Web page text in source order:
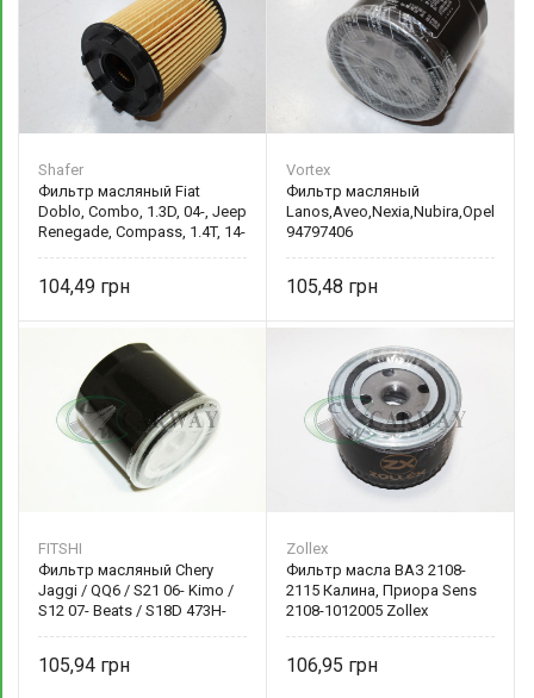
Shafer
Фильтр масляный Fiat
Doblo, Combo, 1.3D, 04-, Jeep
Renegade, Compass, 1.4T, 14-
104,49
Vortex
Фильтр масляный
Lanos,Aveo,Nexia,Nubira,Opel
94797406
105,48
FITSHI
Фильтр масляный Chery
Jaggi / QQ6 / S21 06- Kimo /
S12 07- Beats / S18D 473H-
105,94
Zollex
Фильтр масла ВАЗ 2108-
2115 Калина, Приора Sens
2108-1012005 Zollex
106,95